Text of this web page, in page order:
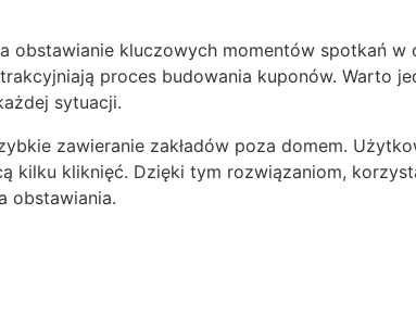
obstawianie kluczowych momentów spotkań w
proces budowania kuponów. Warto
sytuacji.
zawieranie zakładów poza domem.
kilku kliknięć. Dzięki tym rozwiązaniom,
obstawiania.